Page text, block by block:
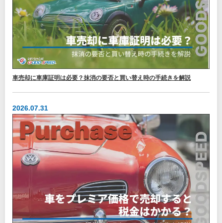
車売却に車庫証明は必要？抹消の要否と買い替え時の手続きを解説
2026.07.31